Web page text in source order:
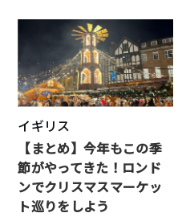
イギリス
【まとめ】今年もこの季
節がやってきた！ロンド
ンでクリスマスマーケッ
ト巡りをしよう